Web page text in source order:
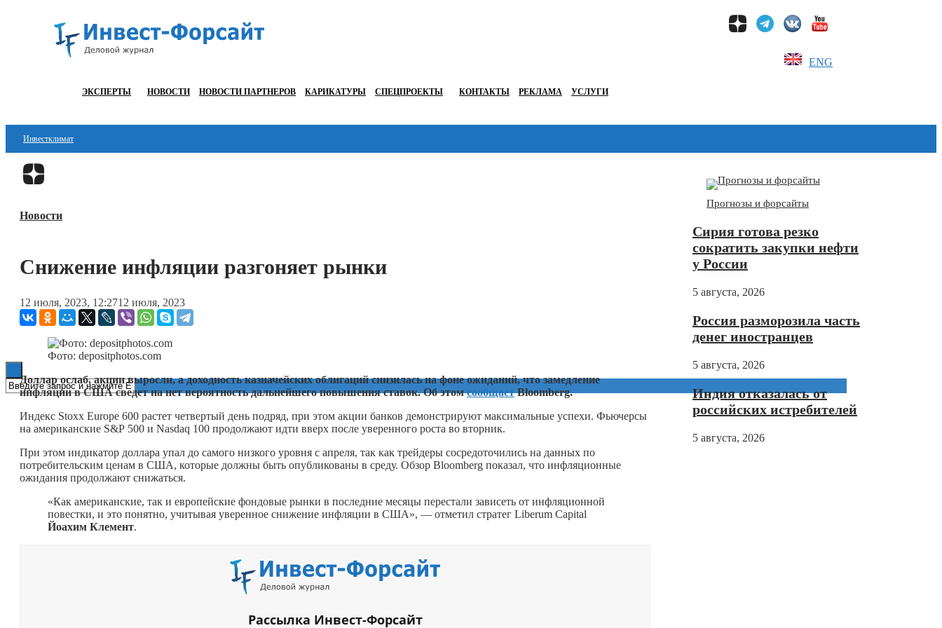
ENG
ЭКСПЕРТЫ НОВОСТИ НОВОСТИ ПАРТНЕРОВ КАРИКАТУРЫ СПЕЦПРОЕКТЫ КОНТАКТЫ РЕКЛАМА УСЛУГИ
Инвестклимат
Финансы
Блокчейн
ESG
Новости
Снижение инфляции разгоняет рынки
12 июля, 2023, 12:2712 июля, 2023
Фото: depositphotos.com
Доллар ослаб, акции выросли, а доходность казначейских облигаций снизилась на фоне ожиданий, что замедление
инфляции в США сведет на нет вероятность дальнейшего повышения ставок. Об этомсообщаетBloomberg.
Индекс Stoxx Europe 600 растет четвертый день подряд, при этом акции банков демонстрируют максимальные успехи. Фьючерсы
на американские S&P 500 и Nasdaq 100 продолжают идти вверх после уверенного роста во вторник.
При этом индикатор доллара упал до самого низкого уровня с апреля, так как трейдеры сосредоточились на данных по
потребительским ценам в США, которые должны быть опубликованы в среду. Обзор Bloomberg показал, что инфляционные
ожидания продолжают снижаться.
«Как американские, так и европейские фондовые рынки в последние месяцы перестали зависеть от инфляционной
повестки, и это понятно, учитывая уверенное снижение инфляции в США», — отметил стратег Liberum Capital
Йоахим Клемент.
Рассылка Инвест-Форсайт
Прогнозы и форсайты
Сирия готова резко
сократить закупки нефти
у России
5 августа, 2026
Россия разморозила часть
денег иностранцев
5 августа, 2026
Индия отказалась от
российских истребителей
5 августа, 2026